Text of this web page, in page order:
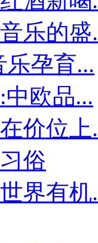
乐的盛
孕育...
欧品...
价位上
俗
界有机